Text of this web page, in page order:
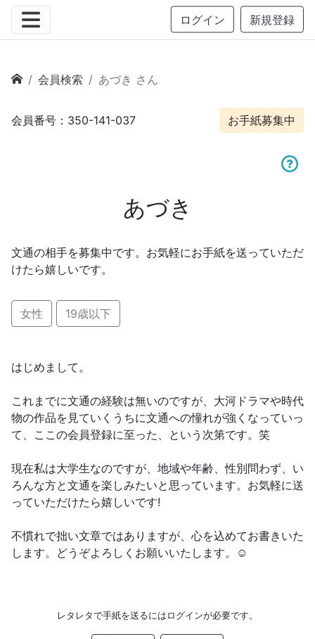
ログイン 新規登録
会員検索 あづき さん
会員番号：350-141-037 お手紙募集中
あづき
文通の相手を募集中です。お気軽にお手紙を送っていただ
けたら嬉しいです。
女性 19歳以下
はじめまして。
これまでに文通の経験は無いのですが、大河ドラマや時代
物の作品を見ていくうちに文通への憧れが強くなっていっ
て、ここの会員登録に至った、という次第です。笑
現在私は大学生なのですが、地域や年齢、性別問わず、い
ろんな方と文通を楽しみたいと思っています。お気軽に送
っていただけたら嬉しいです!
不慣れで拙い文章ではありますが、心を込めてお書きいた
します。どうぞよろしくお願いいたします。☺︎
レタレタで手紙を送るにはログインが必要です。